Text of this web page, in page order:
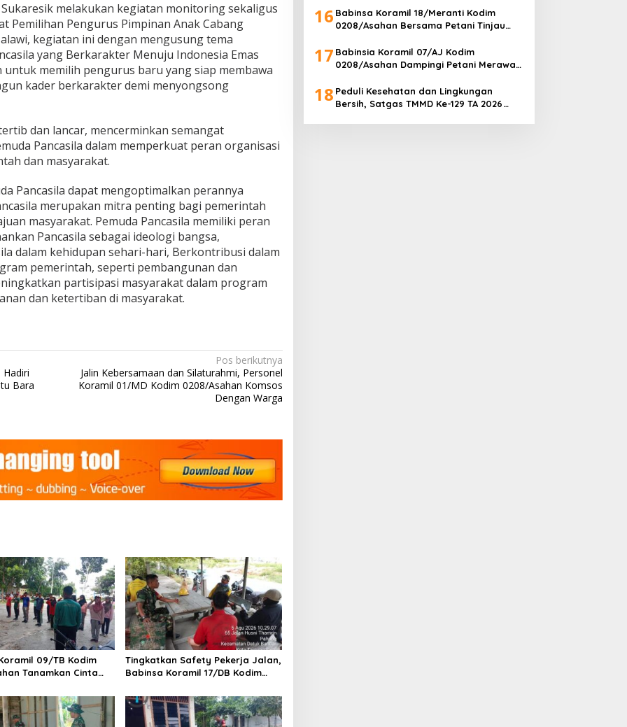
melakukan kegiatan monitoring sekaligus
Pemilihan Pengurus Pimpinan Anak Cabang
kegiatan ini dengan mengusung tema
yang Berkarakter Menuju Indonesia Emas
memilih pengurus baru yang siap membawa
kader berkarakter demi menyongsong
dan lancar, mencerminkan semangat
Pancasila dalam memperkuat peran organisasi
dan masyarakat.
Pancasila dapat mengoptimalkan perannya
merupakan mitra penting bagi pemerintah
masyarakat. Pemuda Pancasila memiliki peran
Pancasila sebagai ideologi bangsa,
dalam kehidupan sehari-hari, Berkontribusi dalam
pemerintah, seperti pembangunan dan
partisipasi masyarakat dalam program
dan ketertiban di masyarakat.
Bara
Pos berikutnya
Jalin Kebersamaan dan Silaturahmi, Personel
Koramil 01/MD Kodim 0208/Asahan Komsos
Dengan Warga
09/TB Kodim
Tanamkan Cinta
siswi MAN1 Kota
Tingkatkan Safety Pekerja Jalan,
Babinsa Koramil 17/DB Kodim
Bersama Tim Pemotong Rumput
Dinas PU
16 Babinsa Koramil 18/Meranti Kodim
0208/Asahan Bersama Petani Tinjau
17 Babinsia Koramil 07/AJ Kodim
0208/Asahan Dampingi Petani Merawat
18 Peduli Kesehatan dan Lingkungan
Bersih, Satgas TMMD Ke-129 TA 2026